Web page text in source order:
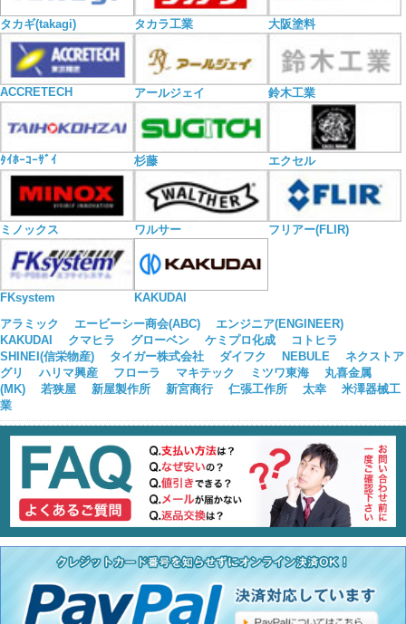
タカギ(takagi) タカラ工業 大阪塗料
ACCRETECH アールジェイ 鈴木工業
ﾀｲﾎｰｺｰｻﾞｲ 杉藤 エクセル
ミノックス ワルサー フリアー(FLIR)
FKsystem
KAKUDAI
アラミック
エービーシー商会(ABC)
エンジニア(ENGINEER)
KAKUDAI
クマヒラ グローベン ケミプロ化成
コトヒラ
SHINEI(信栄物産)
タイガー株式会社 ダイフク NEBULE
ネクストア
グリ
ハリマ興産 フローラ マキテック ミツワ東海
丸喜金属
(MK)
若狭屋 新屋製作所 新宮商行 仁張工作所 太幸
米澤器械工
業